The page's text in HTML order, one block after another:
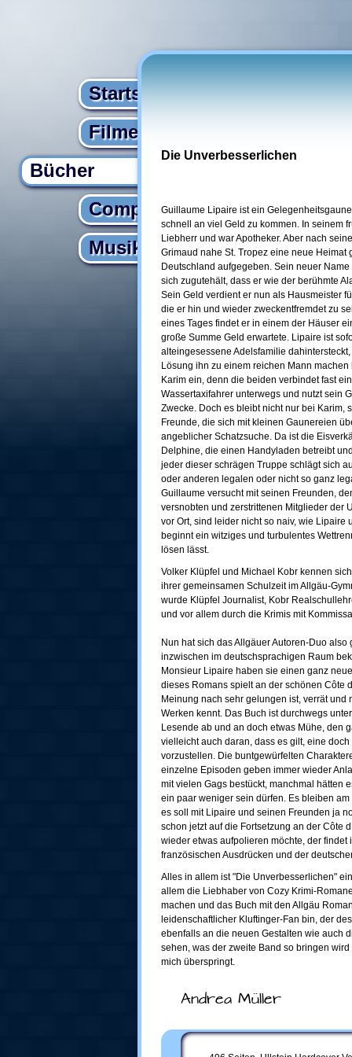
Startseite
Filme
Bücher
Computer
Musik
Die Unverbesserlichen
Guillaume Lipaire ist ein
schnell an viel Geld zu kommen. In seinem
Liebherr und war Apotheker. Aber nach
Grimaud nahe St. Tropez eine neue
Deutschland aufgegeben. Sein neuer
sich zugutehält, dass er wie der berühmte
Sein Geld verdient er nun als Hausmeister
die er hin und wieder zweckentfremdet zu
eines Tages findet er in einem der Häuser
große Summe Geld erwartete. Lipaire ist
alteingesessene Adelsfamilie
Lösung ihn zu einem reichen Mann
Karim ein, denn die beiden verbindet fast
Wassertaxifahrer unterwegs und nutzt sein
Zwecke. Doch es bleibt nicht nur bei Karim,
Freunde, die sich mit kleinen Gaunereien
angeblicher Schatzsuche. Da ist die
Delphine, die einen Handyladen betreibt
jeder dieser schrägen Truppe schlägt sich
oder anderen legalen oder nicht so ganz
Guillaume versucht mit seinen Freunden,
versnobten und zerstrittenen Mitglieder der
vor Ort, sind leider nicht so naiv, wie
beginnt ein witziges und turbulentes
lösen lässt.
Volker Klüpfel und Michael Kobr kennen
ihrer gemeinsamen Schulzeit im Allgäu-
wurde Klüpfel Journalist, Kobr
und vor allem durch die Krimis mit
Nun hat sich das Allgäuer Autoren-Duo
inzwischen im deutschsprachigen Raum
Monsieur Lipaire haben sie einen ganz
dieses Romans spielt an der schönen Côte
Meinung nach sehr gelungen ist, verrät
Werken kennt. Das Buch ist durchwegs
Lesende ab und an doch etwas Mühe, den
vielleicht auch daran, dass es gilt, eine
vorzustellen. Die buntgewürfelten
einzelne Episoden geben immer wieder
mit vielen Gags bestückt, manchmal hätten
ein paar weniger sein dürfen. Es bleiben
es soll mit Lipaire und seinen Freunden ja
schon jetzt auf die Fortsetzung an der Côte
wieder etwas aufpolieren möchte, der
französischen Ausdrücken und der
Alles in allem ist "Die Unverbesserlichen"
allem die Liebhaber von Cozy Krimi-
machen und das Buch mit den Allgäu
leidenschaftlicher Kluftinger-Fan bin, der
ebenfalls an die neuen Gestalten wie auch
sehen, was der zweite Band so bringen
mich überspringt.
Andrea Müller